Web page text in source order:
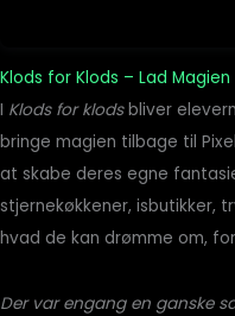
Klods for Klods – Lad
I Klods for klodsbliver
bringe magien tilbage til
at skabe deres egne
stjernekøkkener, isbutikker,
hvad de kan drømme om,
Der var engang en ganske